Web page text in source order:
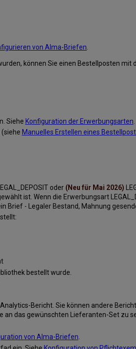
von Alma-Briefen
können Sie einen Bestellposten mit
Siehe Konfiguration der Erwerbungsarten
Manuelles Erstellen eines
oder (Neu für Mai 2026)
ist. Wenn die Erwerbungsart
Brief - Legaler Bestand, Mahnung
bestellt wurde.
Bericht. Sie können andere
das gewünschten Lieferanten-Set zu
von Alma-Briefen.